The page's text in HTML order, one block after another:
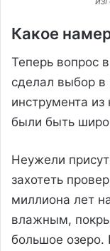
Какое
Теперь вопрос
сделал выбор в
инструмента
были быть
Неужели
захотеть
миллиона лет
влажным,
большое озеро.